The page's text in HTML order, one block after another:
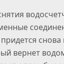
вернет